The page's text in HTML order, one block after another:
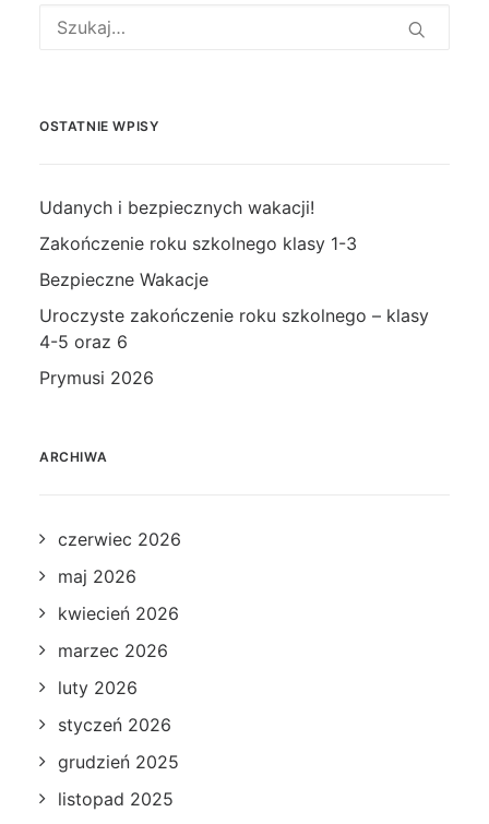
OSTATNIE WPISY
Udanych i bezpiecznych wakacji!
Zakończenie roku szkolnego klasy 1-3
Bezpieczne Wakacje
Uroczyste zakończenie roku szkolnego – klasy
4-5 oraz 6
Prymusi 2026
ARCHIWA
czerwiec 2026
maj 2026
kwiecień 2026
marzec 2026
luty 2026
styczeń 2026
grudzień 2025
listopad 2025